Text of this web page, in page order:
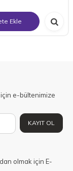
Ekle
e-bültenimize
KAYIT OL
olmak için E-